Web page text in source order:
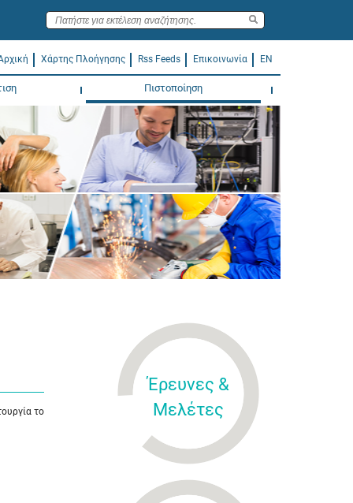
Χάρτης Πλοήγησης Rss Feeds Επικοινωνία EN
Πιστοποίηση
το
Έρευνες &
Μελέτες